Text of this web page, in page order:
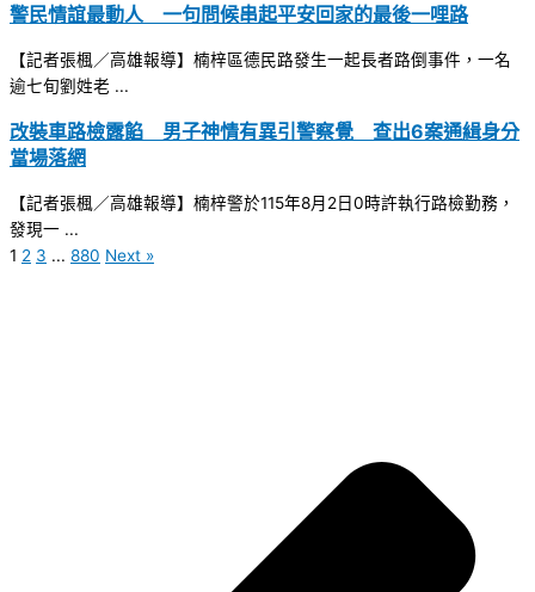
警民情誼最動人 一句問候串起平安回家的最後一哩路
【記者張楓／高雄報導】楠梓區德民路發生一起長者路倒事件，一名
逾七旬劉姓老 ...
改裝車路檢露餡 男子神情有異引警察覺 查出6案通緝身分
當場落網
【記者張楓／高雄報導】楠梓警於115年8月2日0時許執行路檢勤務，
發現一 ...
1 2 3 ... 880 Next »